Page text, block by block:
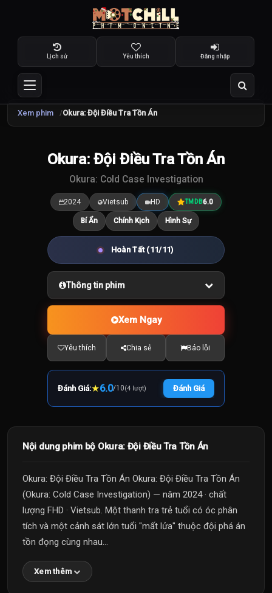
Lịch sử Yêu thích Đăng nhập
Xem phim Okura: Đội Điều Tra Tồn Án
6.0 /10
Okura: Đội Điều Tra Tồn Án
Okura: Cold Case Investigation
2024 Vietsub HD TMDB6.0
Bí Ẩn Chính Kịch Hình Sự
Hoàn Tất (11/11)
Thông tin phim
Xem Ngay
Yêu thích Chia sẻ Báo lỗi
Đánh Giá:★6.0/10(4 lượt) Đánh Giá
Nội dung phim bộ Okura: Đội Điều Tra Tồn Án
Okura: Đội Điều Tra Tồn Án Okura: Đội Điều Tra Tồn Án
(Okura: Cold Case Investigation) — năm 2024 · chất
lượng FHD · Vietsub. Một thanh tra trẻ tuổi có óc phân
tích và một cảnh sát lớn tuổi "mất lửa" thuộc đội phá án
tồn đọng cùng nhau...
Xem thêm